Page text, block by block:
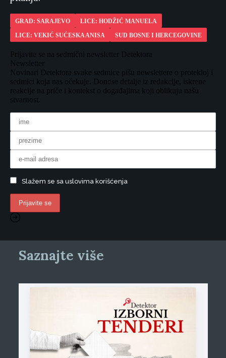
GRAD: SARAJEVO
LICE: HODŽIĆ MANUELA
LICE: VEKIĆ SUĆESKA ANISA
SUD BOSNE I HERCEGOVINE
Prijavite se na sedmični newsletter Detektora
Newsletter
Novinari Detektora svake sedmice pišu newslettere o protekloj i
sedmici koja nas očekuje. Donose detalje iz redakcije, iskrene
reakcije na priče i kontekst o događajima koji oblikuju našu
stvarnost.
Slažem se sa uslovima korišćenja
Saznajte više